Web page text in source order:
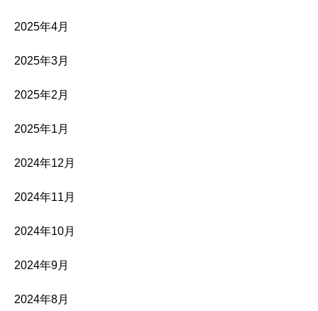
2025年4月
2025年3月
2025年2月
2025年1月
2024年12月
2024年11月
2024年10月
2024年9月
2024年8月